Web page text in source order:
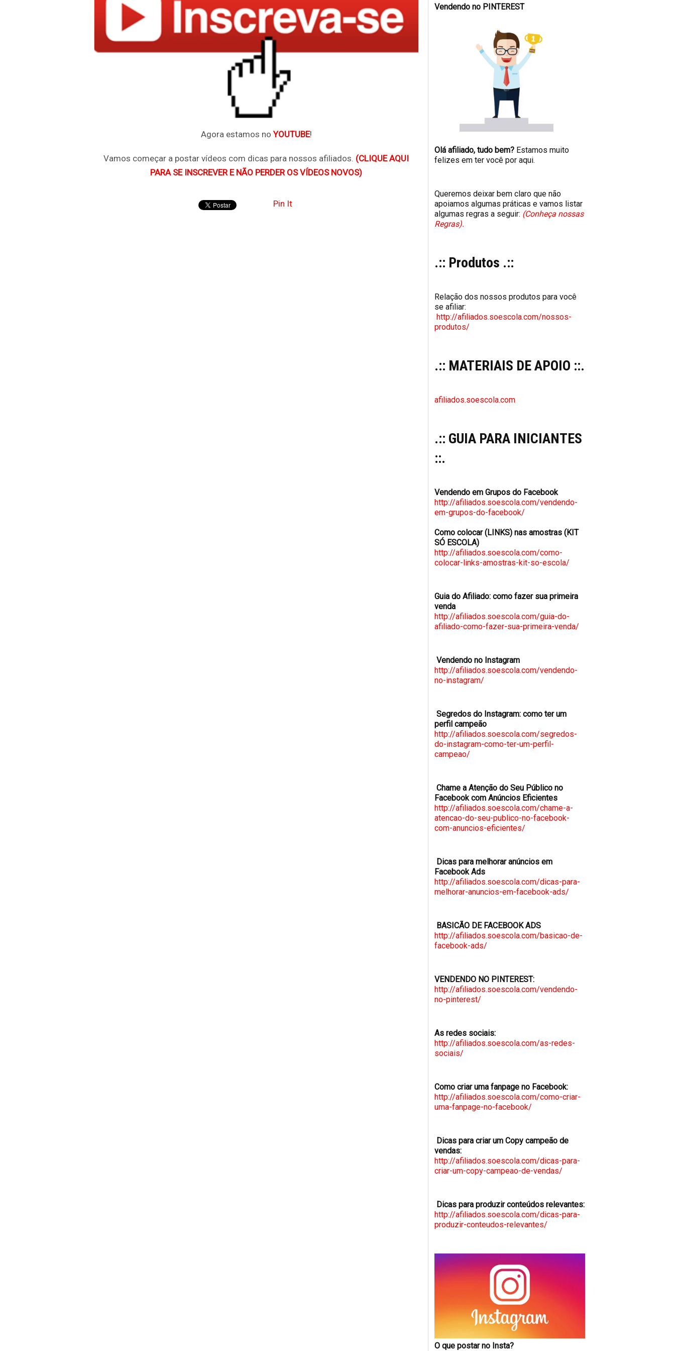
Agora estamos noYOUTUBE!
Vamos começar a postar vídeos com dicas para nossos afiliados. (CLIQUE AQUI
PARA SE INSCREVER E NÃO PERDER OS VÍDEOS NOVOS)
Pin It
Vendendo no PINTEREST
Olá afiliado, tudo bem? Estamos muito
felizes em ter você por aqui.
Queremos deixar bem claro que não
apoiamos algumas práticas e vamos listar
algumas regras a seguir: (Conheça nossas
Regras).
.:: Produtos .::
Relação dos nossos produtos para você
se afiliar:
http://afiliados.soescola.com/nossos-
produtos/
.:: MATERIAIS DE APOIO ::.
afiliados.soescola.com
.:: GUIA PARA INICIANTES
::.
Vendendo em Grupos do Facebook
http://afiliados.soescola.com/vendendo-
em-grupos-do-facebook/
Como colocar (LINKS) nas amostras (KIT
SÓ ESCOLA)
http://afiliados.soescola.com/como-
colocar-links-amostras-kit-so-escola/
Guia do Afiliado: como fazer sua primeira
venda
http://afiliados.soescola.com/guia-do-
afiliado-como-fazer-sua-primeira-venda/
Vendendo no Instagram
http://afiliados.soescola.com/vendendo-
no-instagram/
Segredos do Instagram: como ter um
perfil campeão
http://afiliados.soescola.com/segredos-
do-instagram-como-ter-um-perfil-
campeao/
Chame a Atenção do Seu Público no
Facebook com Anúncios Eficientes
http://afiliados.soescola.com/chame-a-
atencao-do-seu-publico-no-facebook-
com-anuncios-eficientes/
Dicas para melhorar anúncios em
Facebook Ads
http://afiliados.soescola.com/dicas-para-
melhorar-anuncios-em-facebook-ads/
BASICÃO DE FACEBOOK ADS
http://afiliados.soescola.com/basicao-de-
facebook-ads/
VENDENDO NO PINTEREST:
http://afiliados.soescola.com/vendendo-
no-pinterest/
As redes sociais:
http://afiliados.soescola.com/as-redes-
sociais/
Como criar uma fanpage no Facebook:
http://afiliados.soescola.com/como-criar-
uma-fanpage-no-facebook/
Dicas para criar um Copy campeão de
vendas:
http://afiliados.soescola.com/dicas-para-
criar-um-copy-campeao-de-vendas/
Dicas para produzir conteúdos relevantes:
http://afiliados.soescola.com/dicas-para-
produzir-conteudos-relevantes/
O que postar no Insta?